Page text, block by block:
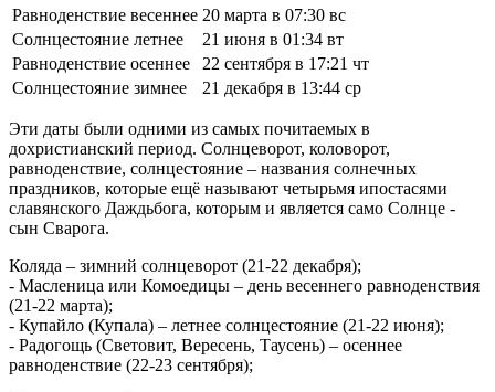
Равноденствие весеннее 20 марта в 07:30 вс
Солнцестояние летнее
21 июня в 01:34 вт
Равноденствие осеннее
22 сентября в 17:21 чт
Солнцестояние зимнее
21 декабря в 13:44 ср
Эти даты были одними из самых почитаемых в
дохристианский период. Солнцеворот, коловорот,
равноденствие, солнцестояние – названия солнечных
праздников, которые ещё называют четырьмя ипостасями
славянского Даждьбога, которым и является само Солнце -
сын Сварога.
Коляда – зимний солнцеворот (21-22 декабря);
- Масленица или Комоедицы – день весеннего равноденствия
(21-22 марта);
- Купайло (Купала) – летнее солнцестояние (21-22 июня);
- Радогощь (Световит, Вересень, Таусень) – осеннее
равноденствие (22-23 сентября);